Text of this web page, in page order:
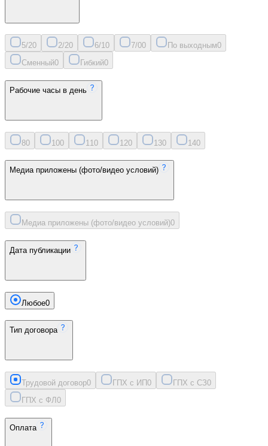
5/20 2/20 6/10 7/00 По выходным0
Сменный0 Гибкий0
Рабочие часы в день
80 100 11 0 120 130 140
Медиа приложены (фото/видео условий)
Медиа приложены (фото/видео условий)0
Дата публикации
Любое0
Тип договора
Трудовой договор0 ГПХ с ИП0 ГПХ с СЗ0
ГПХ с ФЛ 0
Оплата